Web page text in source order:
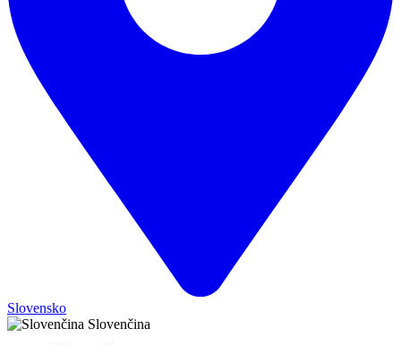
Slovensko
Slovenčina